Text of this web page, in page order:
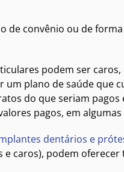
de convênio ou de
podem ser
plano de saúde que
do que seriam
pagos, em
dentários e
e caros), podem